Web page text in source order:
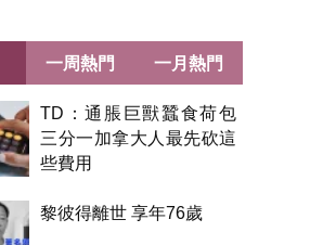
TD：通脹巨獸蠶食荷包
三分一加拿大人最先砍這
些費用
黎彼得離世 享年76歲
一周熱門 一月熱門